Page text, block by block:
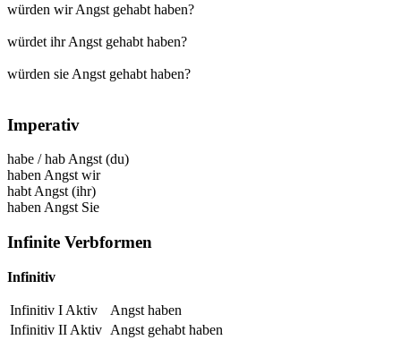
würden wir Angst gehabt haben?
würdet ihr Angst gehabt haben?
würden sie Angst gehabt haben?
Imperativ
habe /hab Angst (du)
haben Angst wir
habt Angst (ihr)
haben Angst Sie
Infinite Verbformen
Infinitiv
Infinitiv I Aktiv
Angst haben
Infinitiv II Aktiv Angst gehabt haben